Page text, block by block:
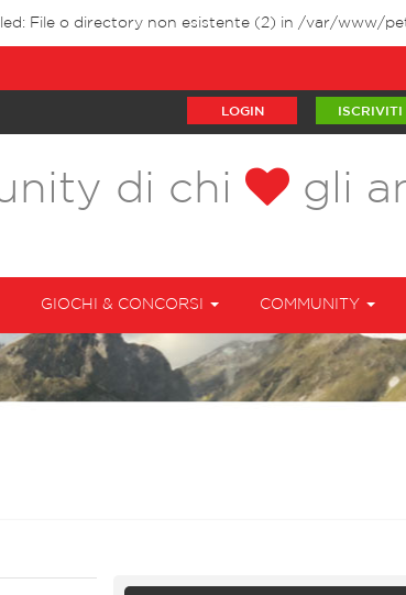
File o directory non esistente (2) in /var/www/
LOGIN ISCRIVITI
di chi gli
GIOCHI & CONCORSI COMMUNITY